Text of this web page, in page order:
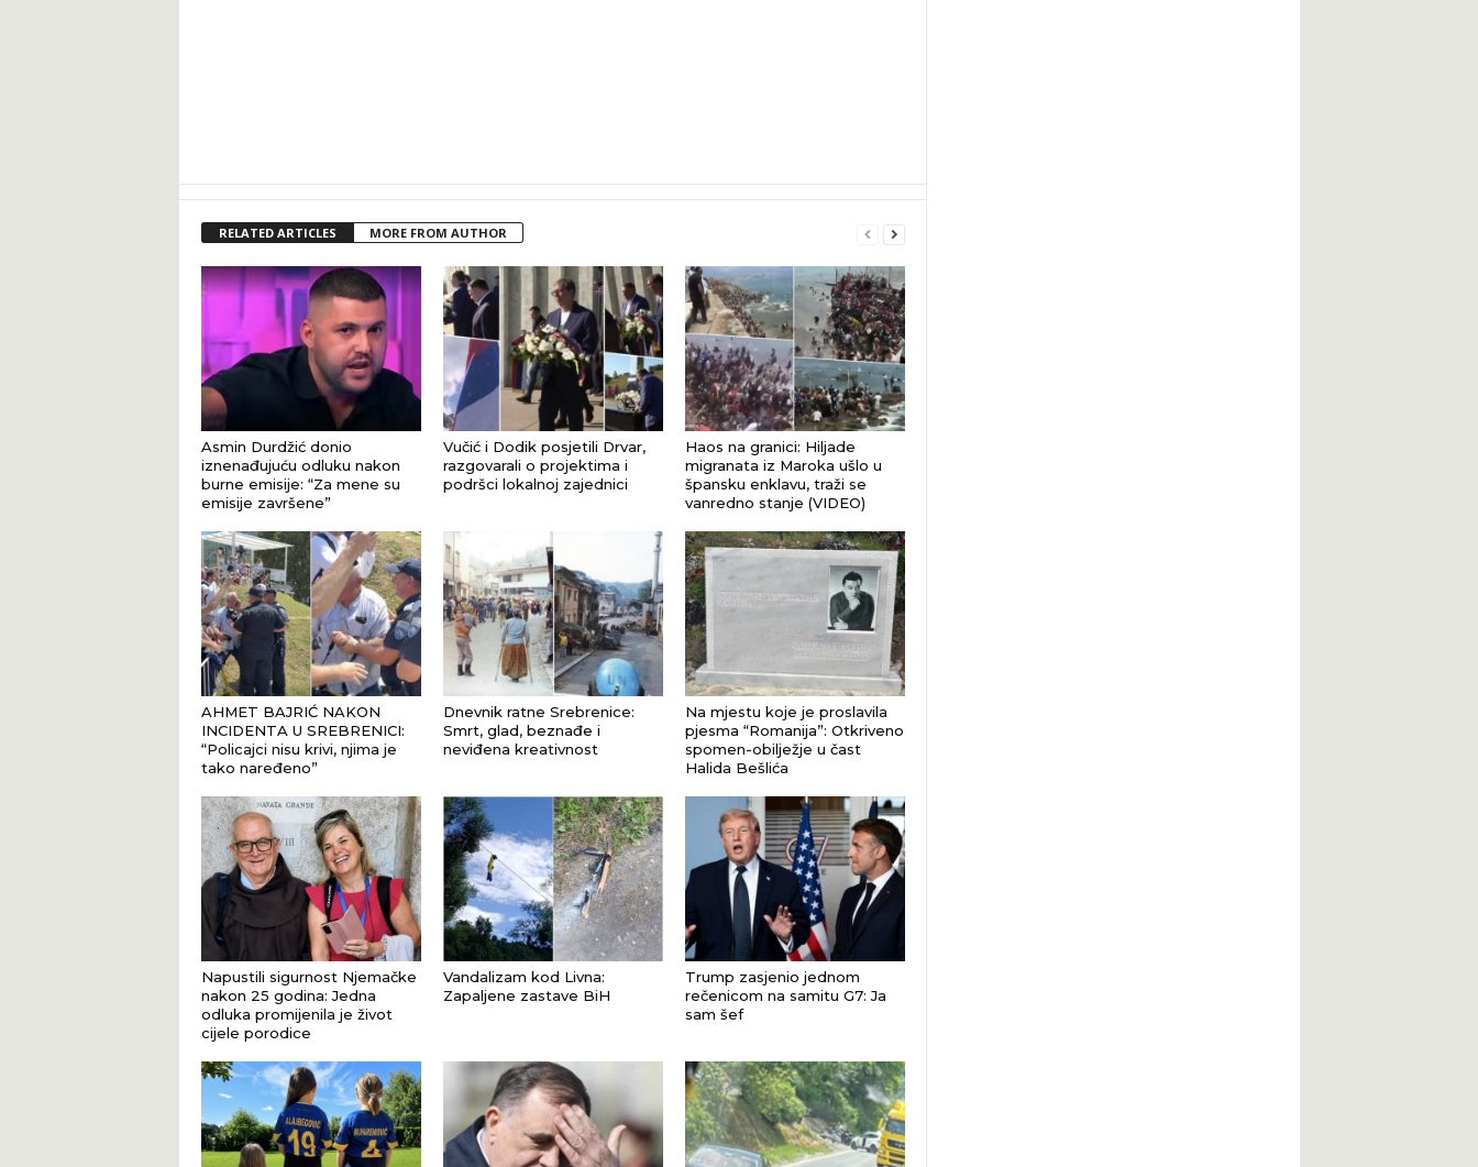
RELATED ARTICLES MORE FROM AUTHOR
Asmin Durdžić donio
iznenađujuću odluku nakon
burne emisije: “Za mene su
emisije završene”
Vučić i Dodik posjetili Drvar,
razgovarali o projektima i
podršci lokalnoj zajednici
Haos na granici: Hiljade
migranata iz Maroka ušlo u
špansku enklavu, traži se
vanredno stanje (VIDEO)
AHMET BAJRIĆ NAKON
INCIDENTA U SREBRENICI:
“Policajci nisu krivi, njima je
tako naređeno”
Dnevnik ratne Srebrenice:
Smrt, glad, beznađe i
neviđena kreativnost
Na mjestu koje je proslavila
pjesma “Romanija”: Otkriveno
spomen-obilježje u čast
Halida Bešlića
Napustili sigurnost Njemačke
nakon 25 godina: Jedna
odluka promijenila je život
cijele porodice
Vandalizam kod Livna:
Zapaljene zastave BiH
Trump zasjenio jednom
rečenicom na samitu G7: Ja
sam šef